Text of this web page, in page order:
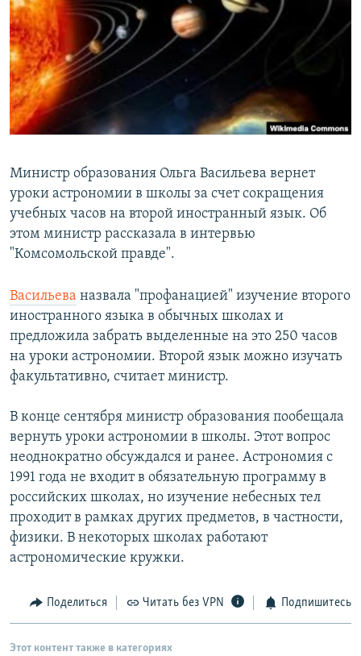
РАСПИСАНИЕ ВЕЩАНИЯ
ПОДПИШИТЕСЬ НА РАССЫЛКУ
СОЦИАЛЬНЫЕ СЕТИ
Все сайты РСЕ/РС
Министр образования Ольга Васильева вернет
уроки астрономии в школы за счет сокращения
учебных часов на второй иностранный язык. Об
этом министр рассказала в интервью
"Комсомольской правде".
Васильева назвала "профанацией" изучение второго
иностранного языка в обычных школах и
предложила забрать выделенные на это 250 часов
на уроки астрономии. Второй язык можно изучать
факультативно, считает министр.
В конце сентября министр образования пообещала
вернуть уроки астрономии в школы. Этот вопрос
неоднократно обсуждался и ранее. Астрономия с
1991 года не входит в обязательную программу в
российских школах, но изучение небесных тел
проходит в рамках других предметов, в частности,
физики. В некоторых школах работают
астрономические кружки.
Поделиться Читать без VPN Подпишитесь
Этот контент также в категориях